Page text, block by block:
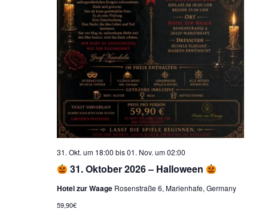
31. Oktober 2026 – Halloween
31. Okt. um 18:00 bis01. Nov. um 02:00
Hotel zur Waage Rosenstraße 6, Marienhafe, Germany
59,90€